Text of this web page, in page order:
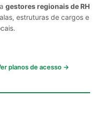
gestores regionais de RH
estruturas de cargos e
planos de acesso →